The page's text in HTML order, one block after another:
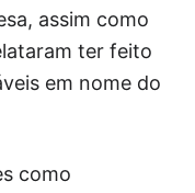
assim como
ter feito
em nome do
como